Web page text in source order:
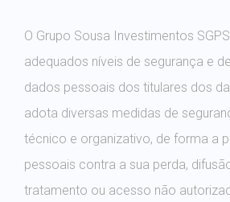
O Grupo Sousa Investimentos
adequados níveis de segurança e
dados pessoais dos titulares dos
adota diversas medidas de
técnico e organizativo, de forma a
pessoais contra a sua perda,
tratamento ou acesso não